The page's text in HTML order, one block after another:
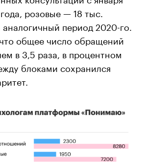
розовые — 18 тыс.
аналогичный период 2020-го.
общее число обращений
в 3,5 раза, в процентном
блоками сохранился